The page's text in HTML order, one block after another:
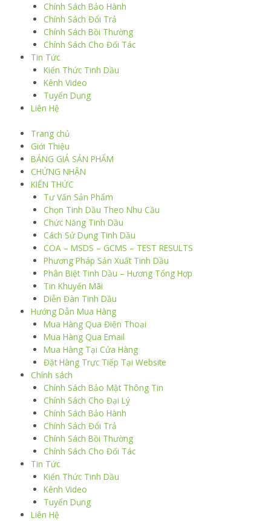
Chính Sách Bảo Hành
Chính Sách Đổi Trả
Chính Sách Bồi Thường
Chính Sách Cho Đối Tác
Tin Tức
Kiến Thức Tinh Dầu
Kênh Video
Tuyển Dụng
Liên Hệ
Trang chủ
Giới Thiệu
BẢNG GIÁ SẢN PHẨM
CHỨNG NHẬN
KIẾN THỨC
Tư Vấn Sản Phẩm
Chọn Tinh Dầu Theo Nhu Cầu
Chức Năng Tinh Dầu
Cách Sử Dụng Tinh Dầu
COA – MSDS – GCMS – TEST RESULTS
Phương Pháp Sản Xuất Tinh Dầu
Phân Biệt Tinh Dầu – Hương Tổng Hợp
Tin Khuyến Mãi
Diễn Đàn Tinh Dầu
Hướng Dẫn Mua Hàng
Mua Hàng Qua Điện Thoại
Mua Hàng Qua Email
Mua Hàng Tại Cửa Hàng
Đặt Hàng Trực Tiếp Tại Website
Chính sách
Chính Sách Bảo Mật Thông Tin
Chính Sách Cho Đại Lý
Chính Sách Bảo Hành
Chính Sách Đổi Trả
Chính Sách Bồi Thường
Chính Sách Cho Đối Tác
Tin Tức
Kiến Thức Tinh Dầu
Kênh Video
Tuyển Dụng
Liên Hệ